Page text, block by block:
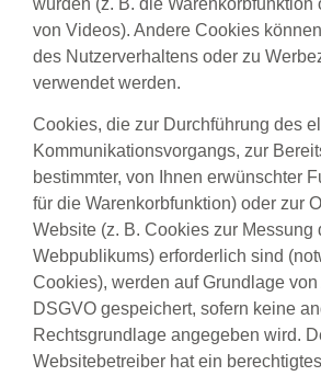
von Videos). Andere Cookies
des Nutzerverhaltens oder zu
verwendet werden.
Cookies, die zur Durchführung des
Kommunikationsvorgangs, zur
bestimmter, von Ihnen erwünschter
für die Warenkorbfunktion) oder zur
Website (z. B. Cookies zur Messung
Webpublikums) erforderlich sind
Cookies), werden auf Grundlage von
DSGVO gespeichert, sofern keine
Rechtsgrundlage angegeben wird.
Websitebetreiber hat ein